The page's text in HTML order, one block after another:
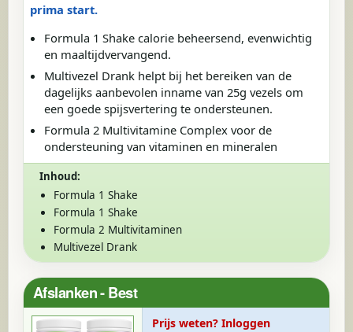
prima start.
Formula 1 Shake calorie beheersend, evenwichtig
en maaltijdvervangend.
Multivezel Drank helpt bij het bereiken van de
dagelijks aanbevolen inname van 25g vezels om
een goede spijsvertering te ondersteunen.
Formula 2 Multivitamine Complex voor de
ondersteuning van vitaminen en mineralen
Inhoud:
Formula 1 Shake
Formula 1 Shake
Formula 2 Multivitaminen
Multivezel Drank
Afslanken - Best
Prijs weten? Inloggen